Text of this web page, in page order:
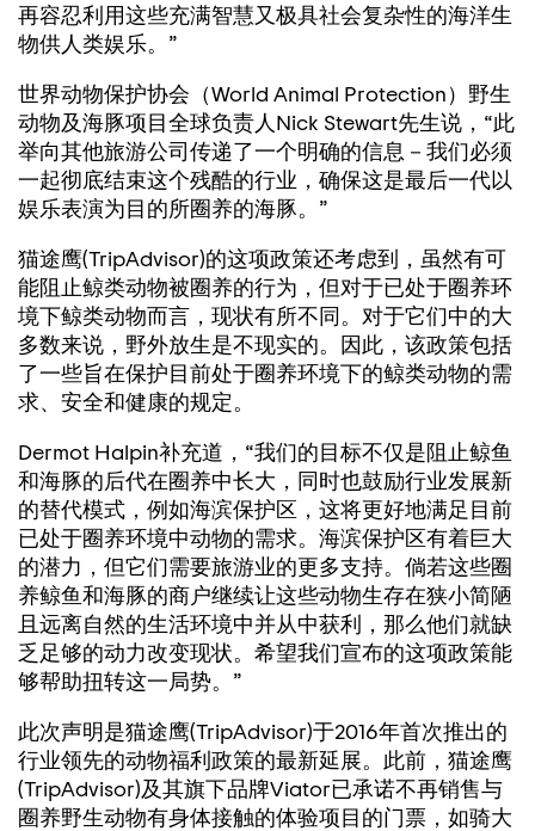
再容忍利用这些充满智慧又极具社会复杂性的海洋生
物供人类娱乐。”
世界动物保护协会（World Animal Protection）野生
动物及海豚项目全球负责人Nick Stewart先生说，“此
举向其他旅游公司传递了一个明确的信息－我们必须
一起彻底结束这个残酷的行业，确保这是最后一代以
娱乐表演为目的所圈养的海豚。”
猫途鹰(TripAdvisor)的这项政策还考虑到，虽然有可
能阻止鲸类动物被圈养的行为，但对于已处于圈养环
境下鲸类动物而言，现状有所不同。对于它们中的大
多数来说，野外放生是不现实的。因此，该政策包括
了一些旨在保护目前处于圈养环境下的鲸类动物的需
求、安全和健康的规定。
Dermot Halpin补充道，“我们的目标不仅是阻止鲸鱼
和海豚的后代在圈养中长大，同时也鼓励行业发展新
的替代模式，例如海滨保护区，这将更好地满足目前
已处于圈养环境中动物的需求。海滨保护区有着巨大
的潜力，但它们需要旅游业的更多支持。倘若这些圈
养鲸鱼和海豚的商户继续让这些动物生存在狭小简陋
且远离自然的生活环境中并从中获利，那么他们就缺
乏足够的动力改变现状。希望我们宣布的这项政策能
够帮助扭转这一局势。”
此次声明是猫途鹰(TripAdvisor)于2016年首次推出的
行业领先的动物福利政策的最新延展。此前，猫途鹰
(TripAdvisor)及其旗下品牌Viator已承诺不再销售与
圈养野生动物有身体接触的体验项目的门票，如骑大